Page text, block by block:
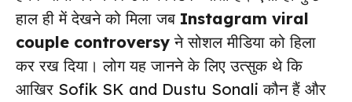
हाल ही में देखने को मिला जब Instagram viral
couple controversy ने सोशल मीडिया को हिला
कर रख दिया। लोग यह जानने के लिए उत्सुक थे कि
आखिर Sofik SK and Dustu Sonali कौन हैं और